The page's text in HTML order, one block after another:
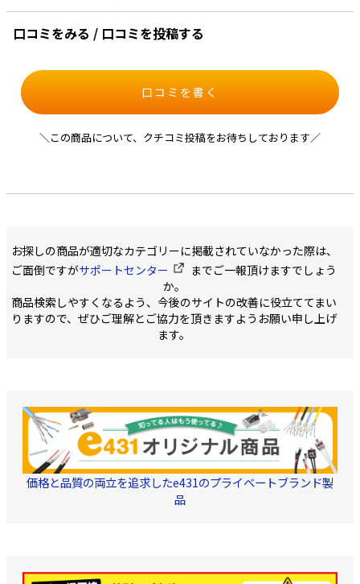
口コミをみる / 口コミを投稿する
口コミを書く
＼この商品について、クチコミ投稿をお待ちしております／
お探しの商品が適切なカテゴリーに掲載されていなかった際は、
ご面倒ですがサポートセンター
までご一報頂けますでしょう
か。
商品検索しやすくなるよう、今後のサイトの改善に役立ててまい
りますので、ぜひご理解とご協力を頂きますようお願い申し上げ
ます。
価格と品質の両立を追求したe431のプライベートブランド製
品